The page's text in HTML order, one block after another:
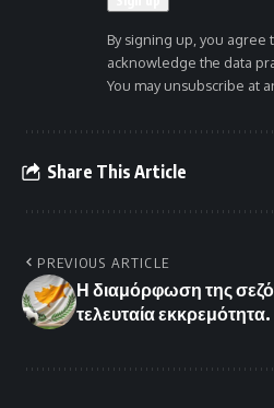
By signing up, you agree
acknowledge the data
You may unsubscribe at
Share This Article
PREVIOUS ARTICLE
Η διαμόρφωση της
τελευταία εκκρεμότητα.